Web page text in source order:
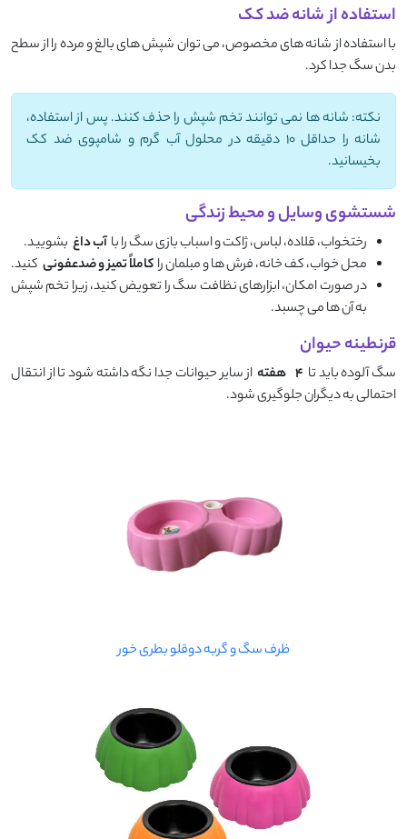
استفاده از شانه ضد کک
با استفاده از شانه ‌های مخصوص، می ‌توان شپش ‌های بالغ و مرده را از سطح
بدن سگ جدا کرد.
نکته: شانه ‌ها نمی ‌توانند تخم شپش را حذف کنند. پس از استفاده،
شانه را حداقل ۱۰ دقیقه در محلول آب گرم و شامپوی ضد کک
بخیسانید.
شستشوی وسایل و محیط زندگی
رختخواب، قلاده، لباس، ژاکت و اسباب بازی سگ را با آب داغ بشویید.
محل خواب، کف خانه، فرش ‌ها و مبلمان را کاملاً تمیز و ضدعفونی کنید.
در صورت امکان، ابزارهای نظافت سگ را تعویض کنید، زیرا تخم شپش
به آن ‌ها می‌ چسبد.
قرنطینه حیوان
سگ آلوده باید تا ۴ هفته از سایر حیوانات جدا نگه داشته شود تا از انتقال
احتمالی به دیگران جلوگیری شود.
ظرف سگ و گربه دوقلو بطری خور